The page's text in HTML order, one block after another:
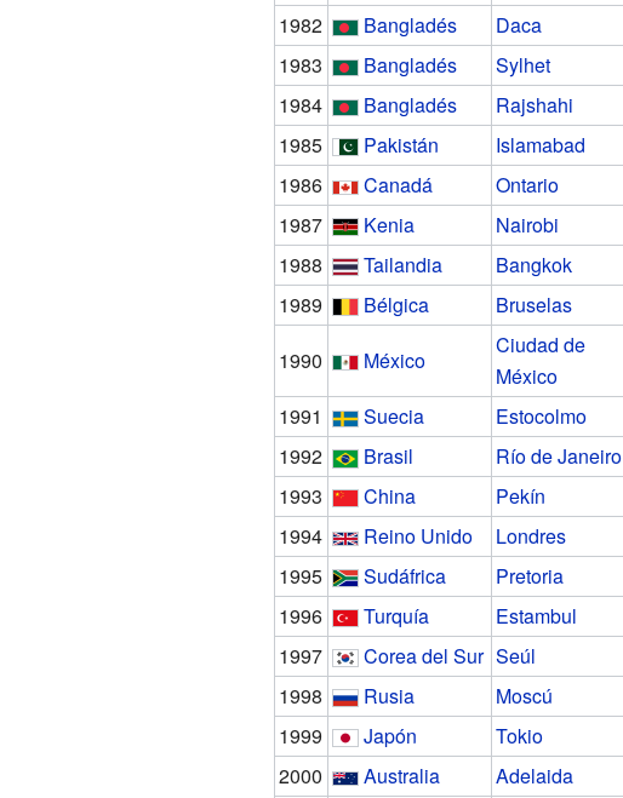
1982
Bangladés Daca
1983
Bangladés Sylhet
1984
Bangladés Rajshahi
1985
Pakistán Islamabad
1986
Canadá Ontario
1987
Kenia Nairobi
1988
Tailandia Bangkok
1989
Bélgica Bruselas
1990
México
Ciudad de
México
1991
Suecia Estocolmo
1992
Brasil Río de Janeiro
1993
China Pekín
1994
Reino Unido Londres
1995
Sudáfrica Pretoria
1996
Turquía Estambul
1997
Corea del Sur Seúl
1998
Rusia Moscú
1999
Japón Tokio
2000
Australia Adelaida